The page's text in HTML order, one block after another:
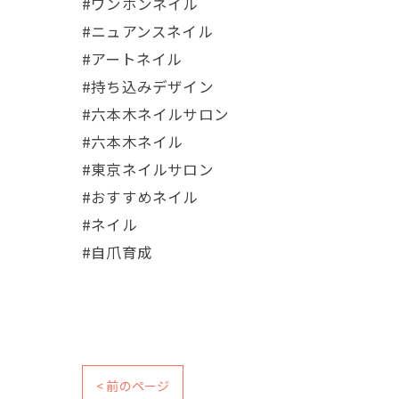
#ニュアンスネイル
#アートネイル
#持ち込みデザイン
#六本木ネイルサロン
#六本木ネイル
#東京ネイルサロン
#おすすめネイル
#ネイル
#自爪育成
< 前のページ